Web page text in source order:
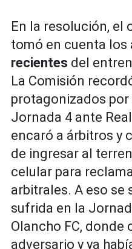
En la resolución, el
tomó en cuenta los
recientes del
La Comisión
protagonizados
Jornada 4 ante
encaró a árbitros y
de ingresar al
celular para
arbitrales. A eso se
sufrida en la
Olancho FC, donde
adversario y ya